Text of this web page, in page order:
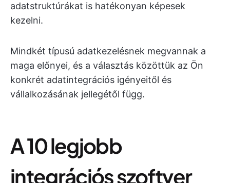
adatstruktúrákat is hatékonyan képesek
kezelni.
Mindkét típusú adatkezelésnek megvannak a
maga előnyei, és a választás közöttük az Ön
konkrét adatintegrációs igényeitől és
vállalkozásának jellegétől függ.
A 10 legjobb
integrációs szoftver